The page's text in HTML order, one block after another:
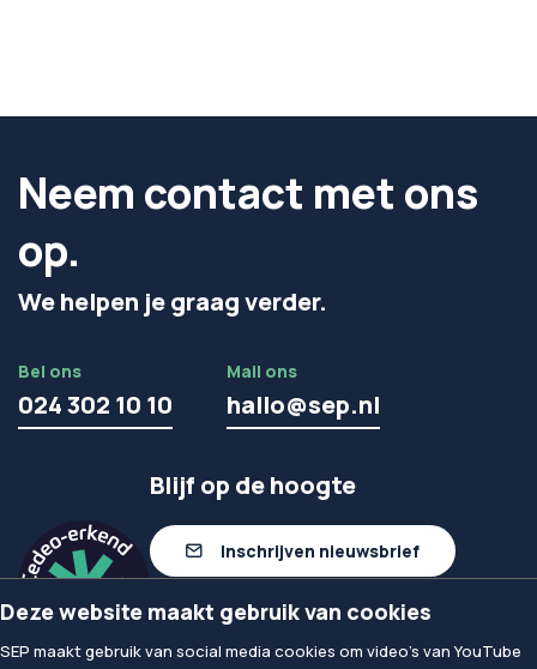
Neem contact met ons
op.
We helpen je graag verder.
Bel ons
024 302 10 10
Mail ons
hallo@sep.nl
Blijf op de hoogte
Inschrijven nieuwsbrief
Volg ons op linkedIn
Deze website maakt gebruik van cookies
SEP maakt gebruik van social media cookies om video's van YouTube